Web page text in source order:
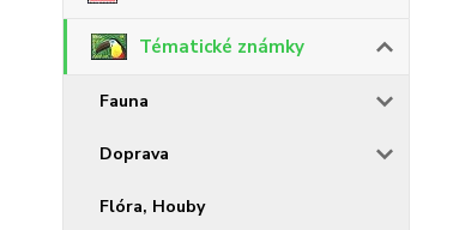
Tématické známky
Fauna
Doprava
Flóra, Houby